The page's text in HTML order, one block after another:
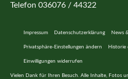
Telefon 036076 / 44322
Impressum Datenschutzerklärung News
Privatsphäre-Einstellungen ändern Historie
Einwilligungen widerrufen
Vielen Dank für Ihren Besuch. Alle Inhalte, Fotos